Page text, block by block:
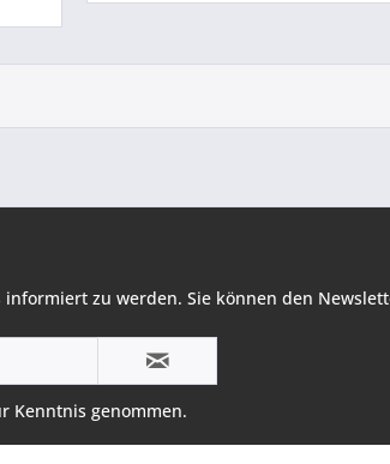
zu werden. Sie können den
Kenntnis genommen.